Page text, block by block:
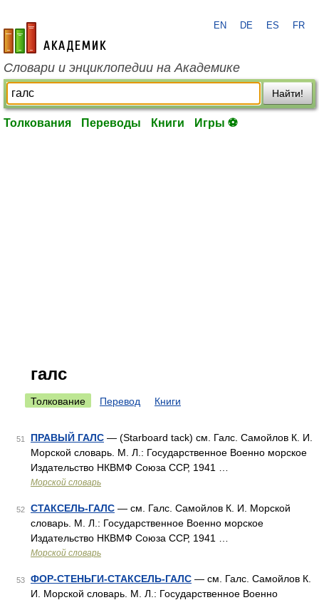
academic.ru
EN DE ES FR
Словари и энциклопедии на Академике
Найти!
Толкования Переводы Книги Игры ⚽
галс
Толкование Перевод Книги
51 ПРАВЫЙ ГАЛС — (Starboard tack) см. Галс. Самойлов К. И.
Морской словарь. М. Л.: Государственное Военно морское
Издательство НКВМФ Союза ССР, 1941 …
Морской словарь
52 СТАКСЕЛЬ-ГАЛС — см. Галс. Самойлов К. И. Морской
словарь. М. Л.: Государственное Военно морское
Издательство НКВМФ Союза ССР, 1941 …
Морской словарь
53 ФОР-СТЕНЬГИ-СТАКСЕЛЬ-ГАЛС — см. Галс. Самойлов К.
И. Морской словарь. М. Л.: Государственное Военно